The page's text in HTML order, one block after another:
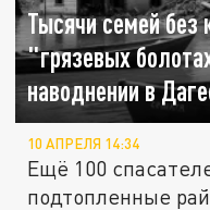
Тысячи семей без
"грязевых
наводнении в
10 АПРЕЛЯ 14:34
Ещё 100
подтопленные